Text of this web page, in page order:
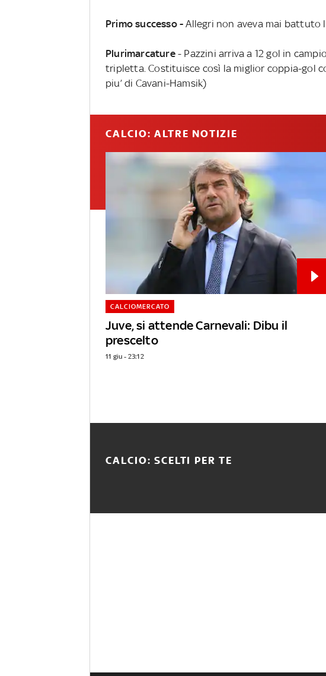
Primo successo -Allegri non aveva mai battuto
Plurimarcature - Pazzini arriva a 12 gol in
tripletta. Costituisce così la miglior coppia-gol
piu’ di Cavani-Hamsik)
CALCIO: ALTRE NOTIZIE
Juve, si attende Carnevali: Dibu il
prescelto
CALCIOMERCATO
11 giu - 23:12
CALCIO: SCELTI PER TE